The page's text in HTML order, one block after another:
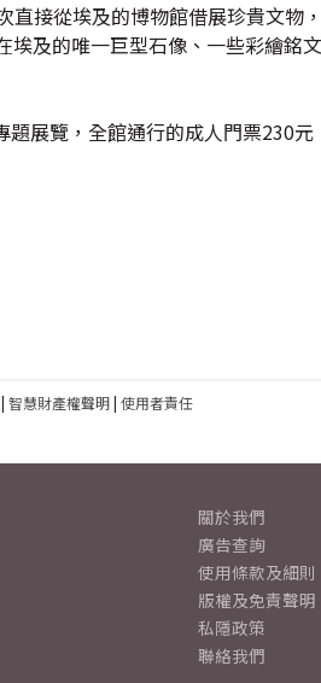
接從埃及的博物館借展珍貴文物
及的唯一巨型石像、一些彩繪銘
展覽，全館通行的成人門票230元
| 智慧財產權聲明| 使用者責任
關於我們
廣告查詢
使用條款及細則
版權及免責聲明
私隱政策
聯絡我們